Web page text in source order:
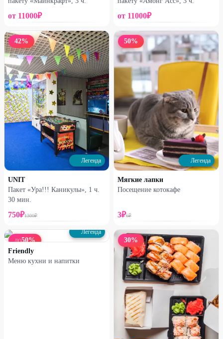
от 11000₽ от 11000₽
42%
Легенда
UNIT
Пакет «Ура!!! Каникулы», 1 ч.
30 мин.
750₽1300₽
50%
Легенда
Мягкие лапки
Посещение котокафе
3₽6₽
ДО50%
Легенда
Friendly
Меню кухни и напитки
30%